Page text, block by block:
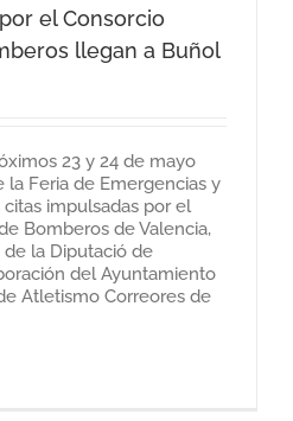
el Consorcio
llegan a Buñol
23 y 24 de mayo
la Feria de Emergencias y
impulsadas por el
Bomberos de Valencia,
la Diputació de
del Ayuntamiento
Atletismo Correores de